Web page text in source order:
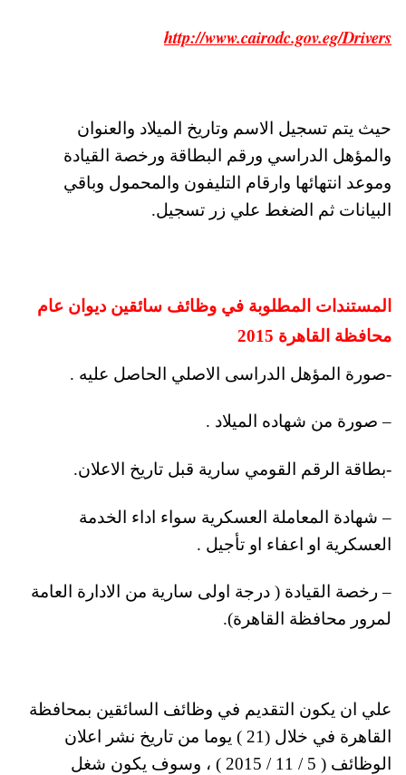
http://www.cairodc.gov.eg/Drivers
حيث يتم تسجيل الاسم وتاريخ الميلاد والعنوان
والمؤهل الدراسي ورقم البطاقة ورخصة القيادة
وموعد انتهائها وارقام التليفون والمحمول وباقي
البيانات ثم الضغط علي زر تسجيل.
المستندات المطلوبة في وظائف سائقين ديوان عام
محافظة القاهرة 2015
-صورة المؤهل الدراسى الاصلي الحاصل عليه .
– صورة من شهاده الميلاد .
-بطاقة الرقم القومي سارية قبل تاريخ الاعلان.
– شهادة المعاملة العسكرية سواء اداء الخدمة
العسكرية او اعفاء او تأجيل .
– رخصة القيادة ( درجة اولى سارية من الادارة العامة
لمرور محافظة القاهرة).
علي ان يكون التقديم في وظائف السائقين بمحافظة
القاهرة في خلال (21 ) يوما من تاريخ نشر اعلان
الوظائف ( 5 / 11 / 2015 ) ، وسوف يكون شغل